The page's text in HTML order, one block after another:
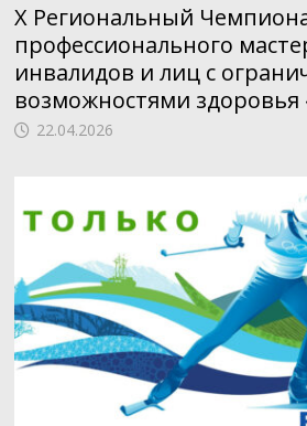
X Региональный
профессионального
инвалидов и лиц с
возможностями здоровья
22.04.2026